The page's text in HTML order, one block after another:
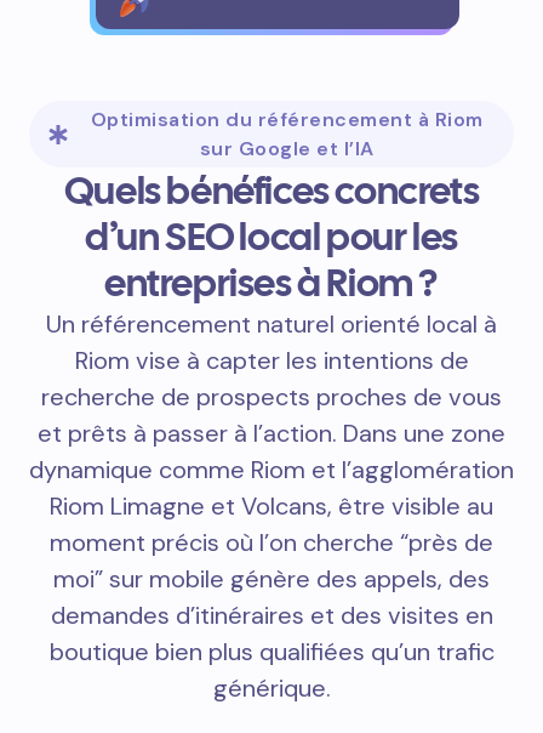
Optimisation du référencement à Riom
sur Google et l’IA
Quels bénéfices concrets
d’un SEO local pour les
entreprises à Riom ?
Un référencement naturel orienté local à
Riom vise à capter les intentions de
recherche de prospects proches de vous
et prêts à passer à l’action. Dans une zone
dynamique comme Riom et l’agglomération
Riom Limagne et Volcans, être visible au
moment précis où l’on cherche “près de
moi” sur mobile génère des appels, des
demandes d’itinéraires et des visites en
boutique bien plus qualifiées qu’un trafic
générique.